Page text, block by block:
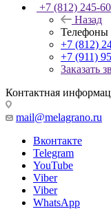
+7 (812) 245-
Назад
Телефоны
+7 (812)
+7 (911)
Заказать
Контактная
mail@melagrano.ru
Вконтакте
Telegram
YouTube
Viber
Viber
WhatsApp